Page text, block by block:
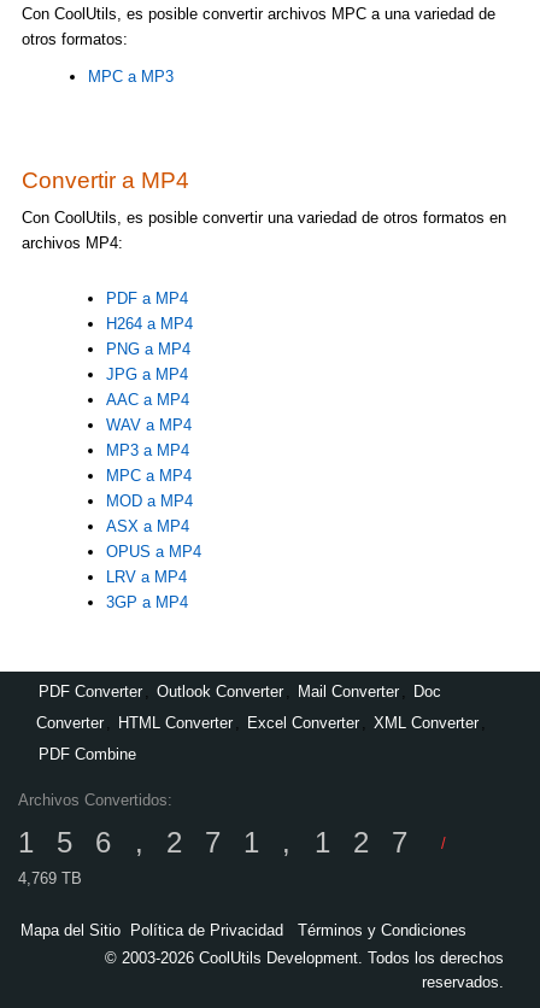
Con CoolUtils, es posible convertir archivos MPC a una variedad de
otros formatos:
MPC a MP3
Convertir a MP4
Con CoolUtils, es posible convertir una variedad de otros formatos en
archivos MP4:
PDF a MP4
H264 a MP4
PNG a MP4
JPG a MP4
AAC a MP4
WAV a MP4
MP3 a MP4
MPC a MP4
MOD a MP4
ASX a MP4
OPUS a MP4
LRV a MP4
3GP a MP4
PDF Converter Outlook Converter Mail Converter
Doc
Converter
HTML Converter Excel Converter XML Converter
PDF Combine
Archivos Convertidos:
156,271,127
/
4,769 TB
Mapa del Sitio Política de Privacidad
Términos y Condiciones
© 2003-2026 CoolUtils Development. Todos los derechos
reservados.